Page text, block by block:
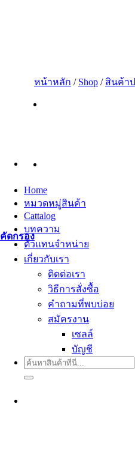
Home
หมวดหมู่สินค้า
Cattalog
บทความ
ตัวแทนจำหน่าย
เกี่ยวกับเรา
ติดต่อเรา
วิธีการสั่งซื้อ
คำถามที่พบบ่อย
สมัครงาน
เซลล์
บัญชี
ค้นหา:
หน้าหลัก / Shop / สินค้า
คัดกรอง